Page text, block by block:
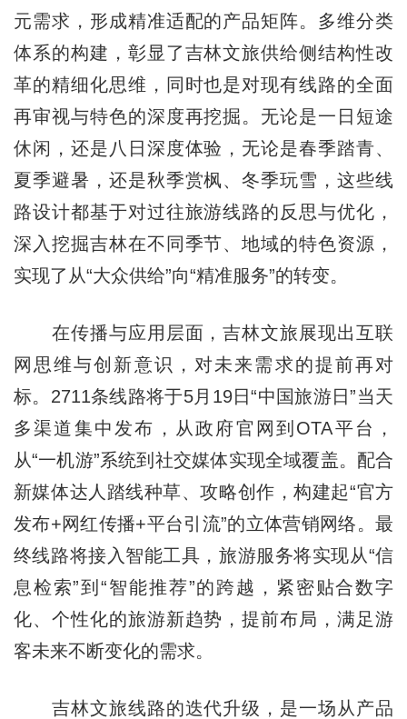
元需求，形成精准适配的产品矩阵。多维分类
体系的构建，彰显了吉林文旅供给侧结构性改
革的精细化思维，同时也是对现有线路的全面
再审视与特色的深度再挖掘。无论是一日短途
休闲，还是八日深度体验，无论是春季踏青、
夏季避暑，还是秋季赏枫、冬季玩雪，这些线
路设计都基于对过往旅游线路的反思与优化，
深入挖掘吉林在不同季节、地域的特色资源，
实现了从“大众供给”向“精准服务”的转变。
在传播与应用层面，吉林文旅展现出互联
网思维与创新意识，对未来需求的提前再对
标。2711条线路将于5月19日“中国旅游日”当天
多渠道集中发布，从政府官网到OTA平台，
从“一机游”系统到社交媒体实现全域覆盖。配合
新媒体达人踏线种草、攻略创作，构建起“官方
发布+网红传播+平台引流”的立体营销网络。最
终线路将接入智能工具，旅游服务将实现从“信
息检索”到“智能推荐”的跨越，紧密贴合数字
化、个性化的旅游新趋势，提前布局，满足游
客未来不断变化的需求。
吉林文旅线路的迭代升级，是一场从产品